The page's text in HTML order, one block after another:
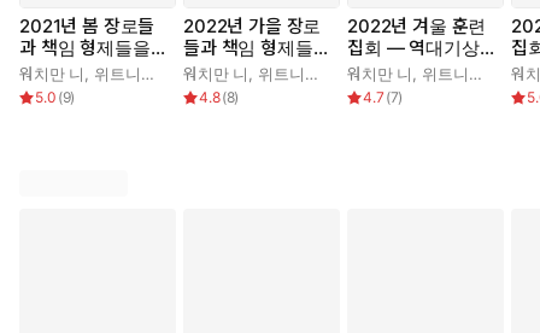
2021년 봄 장로들
과 책임 형제들을
위한 국제 훈련
워치만 니 위트니스 리
5.0 (9)
2022년 가을 장로
들과 책임 형제들을
위한 국제 훈련
워치만 니 위트니스 리
4.8(8)
2022년 겨울 훈련
집회 ― 역대기상
하, 에스라기, 느헤
미야기, 에스더기
결정 연구 양식 1권
워치만 니 위트니스 리
4.7 (7)
집
하,
미
결
워